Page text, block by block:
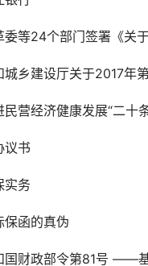
门签署《关于对公共资源交易领域严重失
设厅关于2017年第二次湖南省建设
营经济健康发展“二十
议书
实务
保函的真伪
国财政部令第81号 ——